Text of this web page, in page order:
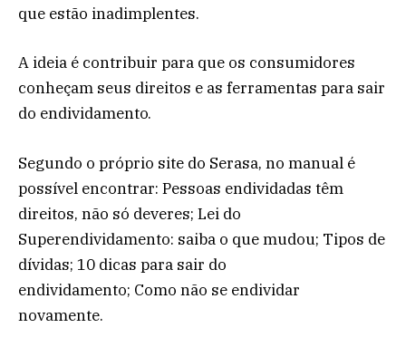
que estão inadimplentes.
A ideia é contribuir para que os consumidores
conheçam seus direitos e as ferramentas para sair
do endividamento.
Segundo o próprio site do Serasa, no manual é
possível encontrar: Pessoas endividadas têm
direitos, não só deveres; Lei do
Superendividamento: saiba o que mudou; Tipos de
dívidas; 10 dicas para sair do
endividamento; Como não se endividar
novamente.